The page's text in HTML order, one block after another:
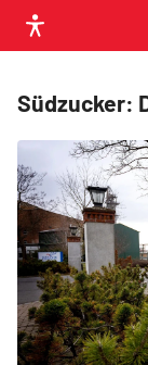
Südzucker: